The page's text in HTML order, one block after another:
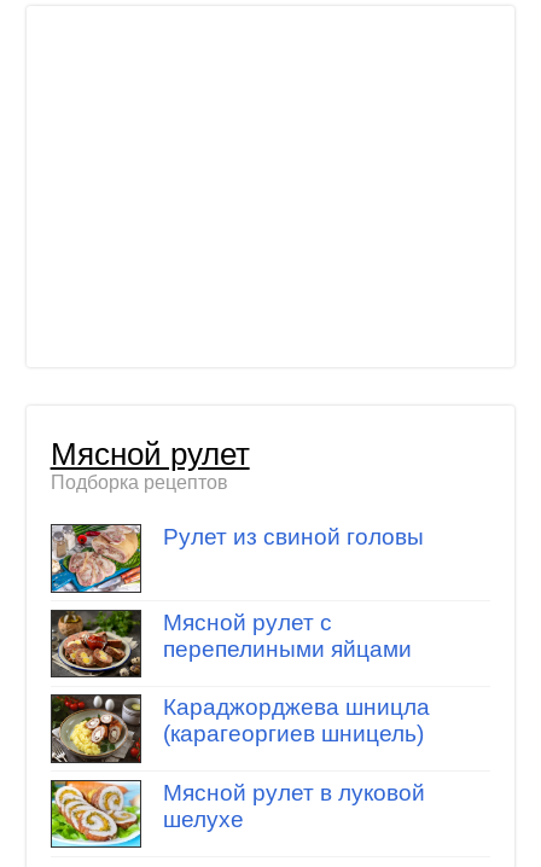
Мясной рулет
Подборка рецептов
Рулет из свиной головы
Мясной рулет с
перепелиными яйцами
Караджорджева шницла
(карагеоргиев шницель)
Мясной рулет в луковой
шелухе